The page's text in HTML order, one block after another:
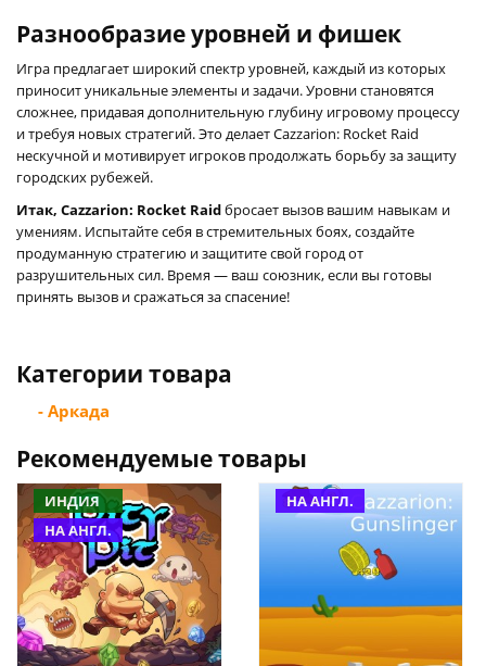
Разнообразие уровней и фишек
Игра предлагает широкий спектр уровней, каждый из которых
приносит уникальные элементы и задачи. Уровни становятся
сложнее, придавая дополнительную глубину игровому процессу
и требуя новых стратегий. Это делает Cazzarion: Rocket Raid
нескучной и мотивирует игроков продолжать борьбу за защиту
городских рубежей.
Итак, Cazzarion: Rocket Raidбросает вызов вашим навыкам и
умениям. Испытайте себя в стремительных боях, создайте
продуманную стратегию и защитите свой город от
разрушительных сил. Время — ваш союзник, если вы готовы
принять вызов и сражаться за спасение!
Категории товара
- Аркада
Рекомендуемые товары
ИНДИЯ
НА АНГЛ.
НА АНГЛ.